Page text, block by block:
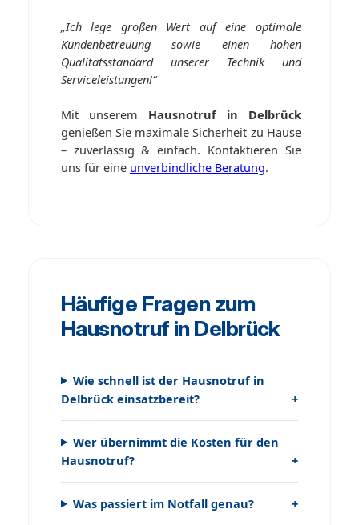
„Ich lege großen Wert auf eine optimale
Kundenbetreuung sowie einen hohen
Qualitätsstandard unserer Technik und
Serviceleistungen!“
Mit unserem Hausnotruf in Delbrück
genießen Sie maximale Sicherheit zu Hause
– zuverlässig & einfach. Kontaktieren Sie
uns für eine unverbindliche Beratung.
Häufige Fragen zum
Hausnotruf in Delbrück
Wie schnell ist der Hausnotruf in
Delbrück einsatzbereit?
Wer übernimmt die Kosten für den
Hausnotruf?
Was passiert im Notfall genau?